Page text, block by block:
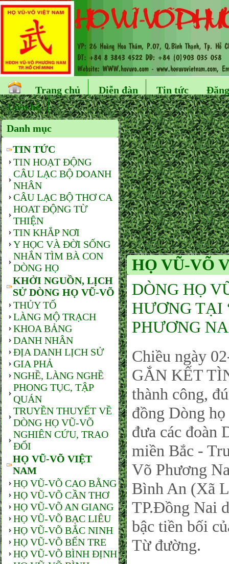
Trang chủ Diễn đàn Tin tức
Liên hệ
Danh mục
TIN TỨC
TIN HOẠT ĐỘNG
CÂU LẠC BỘ DOANH
NHÂN
CÂU LẠC BỘ THƠ CA
HOAT ĐỘNG TỪ
THIỆN
TIN KHẮP NƠI
Y HỌC VÀ ĐỜI SỐNG
NHẮN TÌM BÀ CON
DÒNG HỌ
KHỞI NGUỒN, LỊCH
SỬ DÒNG HỌ VŨ-VÕ
THỦY TỔ
LÀNG MỘ TRẠCH
KHOA BẢNG
DANH NHÂN
ĐỊA DANH LỊCH SỬ
GIA PHẢ
NGHỀ, LÀNG NGHỀ
PHONG TỤC, TẬP
QUÁN
TRUYỀN THUYẾT VỀ
DÒNG HỌ VŨ-VÕ
NGHIÊN CỨU, TRAO
ĐỔI
HỌ VŨ-VÕ VIỆT
NAM
HỌ VŨ-VÕ CAO BẰNG
HỌ VŨ-VÕ CẦN THƠ
HỌ VŨ-VÕ AN GIANG
HỌ VŨ-VÕ BẠC LIÊU
HỌ VŨ-VÕ BẮC NINH
HỌ VŨ-VÕ BẾN TRE
HỌ VŨ-VÕ BÌNH ĐỊNH
HỌ VŨ-VÕ
DÒNG HỌ
HƯƠNG TẠI
PHƯƠNG
Chiều ngày
GẮN KẾT
thành công,
đồng Dòng
đưa các đoàn
miền Bắc -
Võ Phương
Bình An (Xã
TP.Đồng Nai
bậc tiền bối
Từ đường.